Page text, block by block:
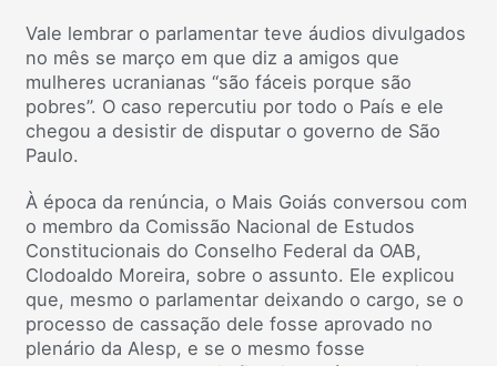
Vale lembrar o parlamentar teve áudios divulgados
no mês se março em que diz a amigos que
mulheres ucranianas “são fáceis porque são
pobres”. O caso repercutiu por todo o País e ele
chegou a desistir de disputar o governo de São
Paulo.
À época da renúncia, o Mais Goiás conversou com
o membro da Comissão Nacional de Estudos
Constitucionais do Conselho Federal da OAB,
Clodoaldo Moreira, sobre o assunto. Ele explicou
que, mesmo o parlamentar deixando o cargo, se o
processo de cassação dele fosse aprovado no
plenário da Alesp, e se o mesmo fosse